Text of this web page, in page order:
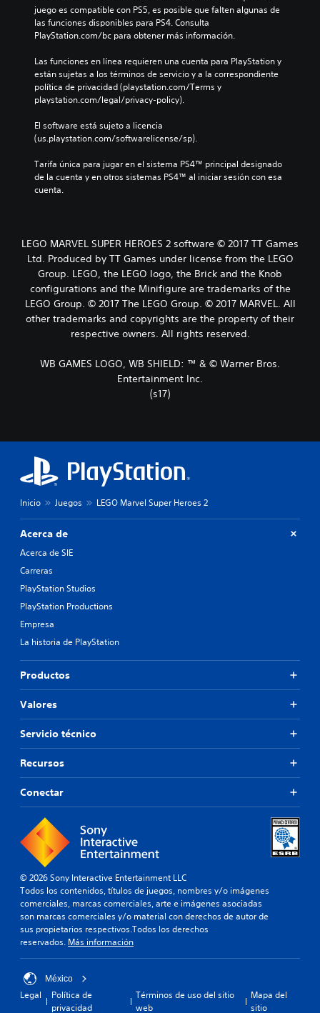
juego es compatible con PS5, es posible que falten algunas de
las funciones disponibles para PS4. Consulta
PlayStation.com/bc para obtener más información.
Las funciones en línea requieren una cuenta para PlayStation y
están sujetas a los términos de servicio y a la correspondiente
política de privacidad (playstation.com/Terms y
playstation.com/legal/privacy-policy).
El software está sujeto a licencia
(us.playstation.com/softwarelicense/sp).
Tarifa única para jugar en el sistema PS4™ principal designado
de la cuenta y en otros sistemas PS4™ al iniciar sesión con esa
cuenta.
LEGO MARVEL SUPER HEROES 2 software © 2017 TT Games
Ltd. Produced by TT Games under license from the LEGO
Group. LEGO, the LEGO logo, the Brick and the Knob
configurations and the Minifigure are trademarks of the
LEGO Group. © 2017 The LEGO Group. © 2017 MARVEL. All
other trademarks and copyrights are the property of their
respective owners. All rights reserved.
WB GAMES LOGO, WB SHIELD: ™ & © Warner Bros.
Entertainment Inc.
(s17)
Inicio Juegos LEGO Marvel Super Heroes 2
Acerca de
Acerca de SIE
Carreras
PlayStation Studios
PlayStation Productions
Empresa
La historia de PlayStation
Productos
Valores
Servicio técnico
Recursos
Conectar
© 2026 Sony Interactive Entertainment LLC
Todos los contenidos, títulos de juegos, nombres y/o imágenes
comerciales, marcas comerciales, arte e imágenes asociadas
son marcas comerciales y/o material con derechos de autor de
sus propietarios respectivos.Todos los derechos
reservados. Más información
México
Legal
Política de
privacidad
Términos de uso del sitio
web
Mapa del
sitio